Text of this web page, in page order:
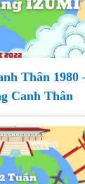
Thân 1980
Canh Thân